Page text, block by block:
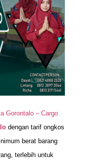
Gorontalo – Cargo
dengan tarif ongkos
berat barang
terlebih untuk